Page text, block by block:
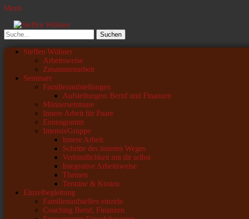
Menü
Steffen Wöhner
Lehrer und Seminarleiter
Suchen
nach:
Primäres
Zum
Steffen Wöhner
Arbeitsweise
Zusammenarbeit
Seminare
Familienaufstellungen
Aufstellungen: Beruf und Finanzen
Männerseminare
Innere Arbeit für Paare
Enneagramm
IntensivGruppe
Innere Arbeit
Schritte des inneren Weges
Verbindlichkeit mit dir selbst
Integrative Arbeitsweise
Themen
Termine & Kosten
Einzelbegleitung
Familienaufstellen einzeln
Coaching Beruf, Finanzen